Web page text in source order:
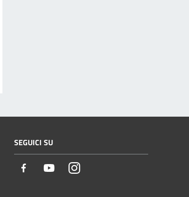
SEGUICI SU
Facebook YoutubeInstagram